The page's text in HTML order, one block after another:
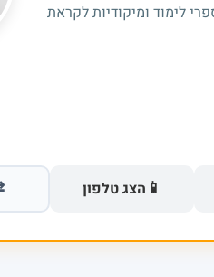
לימוד ומיקודיות לקראת
📱 הצג טלפון